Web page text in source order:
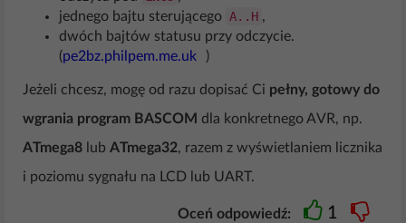
jednego bajtu sterującego A..H ,
dwóch bajtów statusu przy odczycie.
(pe2bz.philpem.me.uk )
Jeżeli chcesz, mogę od razu dopisać Ci pełny, gotowy do
wgrania program BASCOM dla konkretnego AVR, np.
ATmega8 lub ATmega32, razem z wyświetlaniem licznika
i poziomu sygnału na LCD lub UART.
Oceń odpowiedź: 1